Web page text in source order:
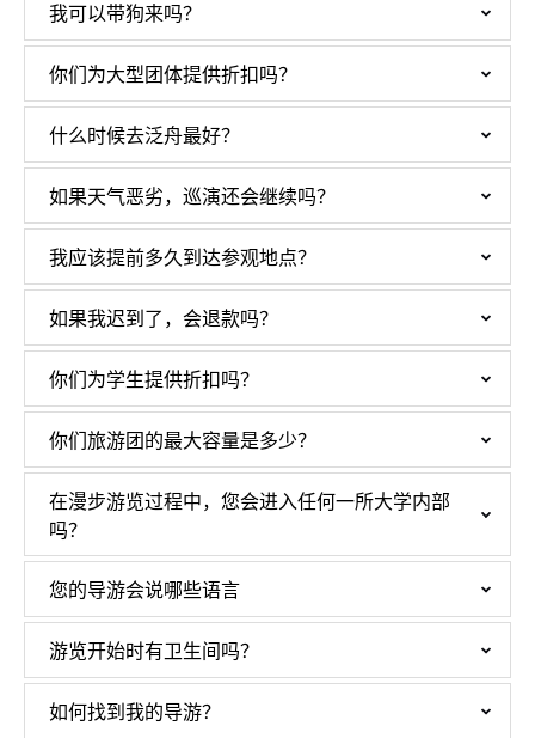
我可以带狗来吗？
你们为大型团体提供折扣吗？
什么时候去泛舟最好？
如果天气恶劣，巡演还会继续吗？
我应该提前多久到达参观地点？
如果我迟到了，会退款吗？
你们为学生提供折扣吗？
你们旅游团的最大容量是多少？
在漫步游览过程中，您会进入任何一所大学内部
吗？
您的导游会说哪些语言
游览开始时有卫生间吗？
如何找到我的导游？